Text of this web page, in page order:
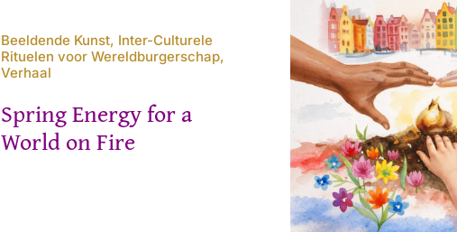
Beeldende Kunst, Inter-Culturele
Rituelen voor Wereldburgerschap,
Verhaal
Spring Energy for a
World on Fire